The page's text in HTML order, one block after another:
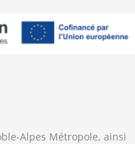
Alpes Métropole, ainsi